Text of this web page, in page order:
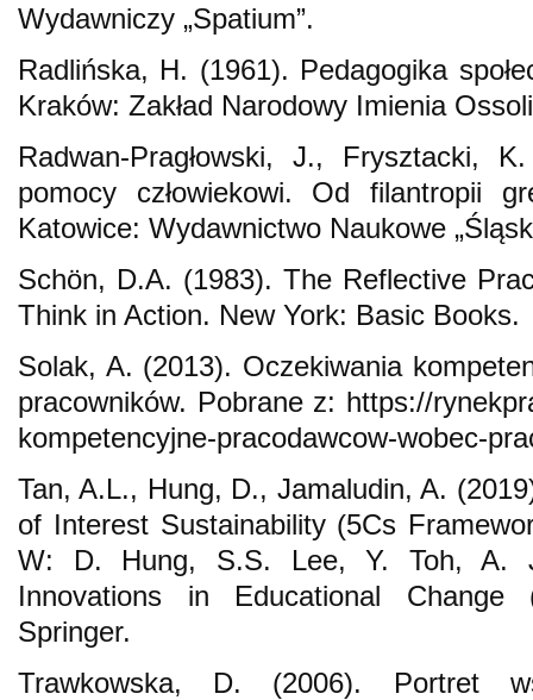
Wydawniczy „Spatium”.
Radlińska, H. (1961). Pedagogika
Kraków: Zakład Narodowy Imienia
Radwan-Pragłowski, J., Frysztacki,
pomocy człowiekowi. Od filantropii
Katowice: Wydawnictwo Naukowe
Schön, D.A. (1983). The Reflective
Think in Action. New York: Basic Books.
Solak, A. (2013). Oczekiwania
pracowników. Pobrane z: https://
kompetencyjne-pracodawcow-wobec-
Tan, A.L., Hung, D., Jamaludin, A.
of Interest Sustainability (5Cs
W: D. Hung, S.S. Lee, Y. Toh, A.
Innovations in Educational Change
Springer.
Trawkowska, D. (2006). Portret